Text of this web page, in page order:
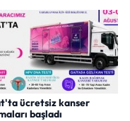
ücretsiz kanser
başladı